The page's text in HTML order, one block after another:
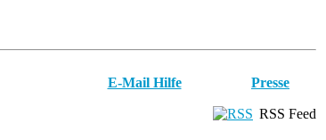
E-Mail Hilfe Presse
RSS Feed